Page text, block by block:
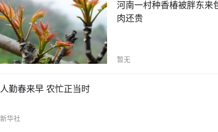
河南一村种香椿被胖东来
肉还贵
暂无
人勤春来早 农忙正当时
新华社